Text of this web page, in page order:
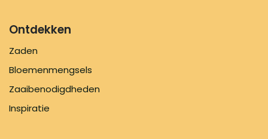
Ontdekken
Zaden
Bloemenmengsels
Zaaibenodigdheden
Inspiratie